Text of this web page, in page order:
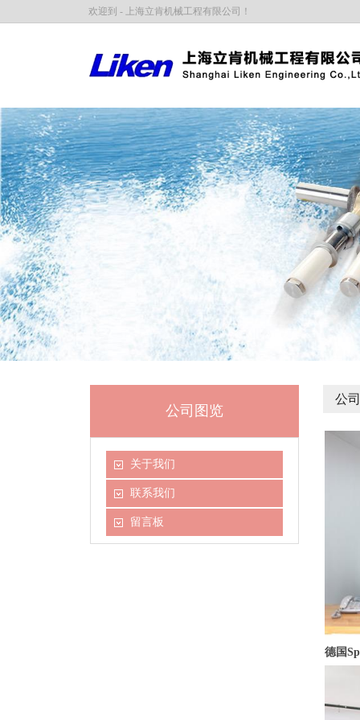
欢迎到 - 上海立肯机械工程有限公司！
公司图览
关于我们
联系我们
留言板
公
德国